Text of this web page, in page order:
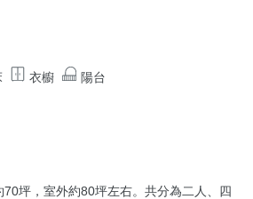
衣櫥
陽台
坪，室外約80坪左右。共分為二人、四